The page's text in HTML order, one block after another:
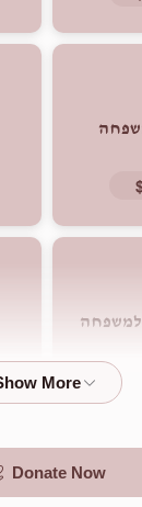
למשפחה
Donate Now